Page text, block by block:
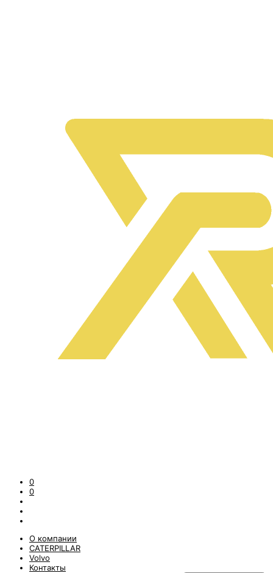
0
0
О компании
CATERPILLAR
Volvo
Контакты